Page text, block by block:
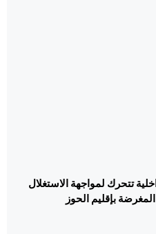
لانتخابات 2026.. الداخلية تتحرك لمواجهة الاستغلال
بإقليم الحوز